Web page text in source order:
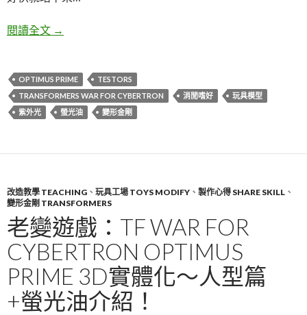
閱讀全文 螢光油手油上色小心得+WFC Optimus Prime 專用光
→
OPTIMUS PRIME
TESTORS
TRANSFORMERS WAR FOR CYBERTRON
消閒嗜好
玩具模型
紫外光
螢光油 變形金剛
改造教學 TEACHING 、 玩具工場 TOYS MODIFY 、 製作心得 SHARE SKILL 、
變形金剛 TRANSFORMERS
老變遊戲：TF WAR FOR
CYBERTRON OPTIMUS
PRIME 3D實體化～人型篇
+螢光油介紹！